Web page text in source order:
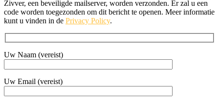
Zivver, een bevei­lig­de mail­ser­ver, wor­den ver­zon­den. Er zal u een
code wor­den toe­ge­zon­den om dit bericht te ope­nen. Meer infor­ma­tie
kunt u vin­den in de Pri­va­cy Poli­cy.
Uw Naam (ver­eist)
Uw Email (ver­eist)